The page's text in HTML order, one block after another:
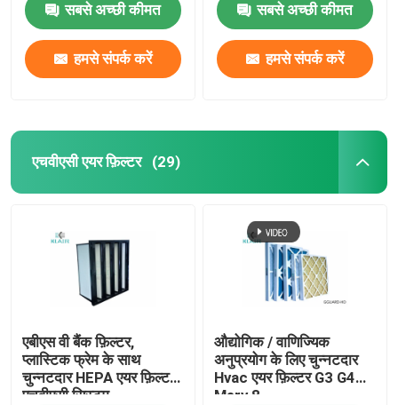
सबसे अच्छी कीमत
हमसे संपर्क करें
सबसे अच्छी कीमत
हमसे संपर्क करें
एचवीएसी एयर फ़िल्टर (29)
एबीएस वी बैंक फ़िल्टर,
प्लास्टिक फ्रेम के साथ
चुन्नटदार HEPA एयर फ़िल्टर
एचवीएसी सिस्टम
औद्योगिक / वाणिज्यिक
अनुप्रयोग के लिए चुन्नटदार
Hvac एयर फ़िल्टर G3 G4
Merv 8